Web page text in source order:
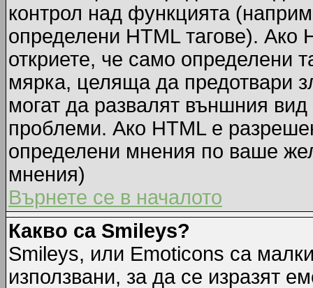
контрол над функцията
определени HTML тагове).
откриете, че само определени
мярка, целяща да предотвари
могат да развалят външния
проблеми. Ако HTML е
определени мнения по ваше
мнения)
Върнете се в началото
Какво са Smileys?
Smileys, или Emoticons са
използвани, за да се изразят